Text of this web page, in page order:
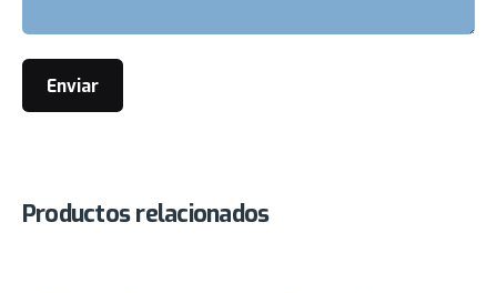
Productos relacionados